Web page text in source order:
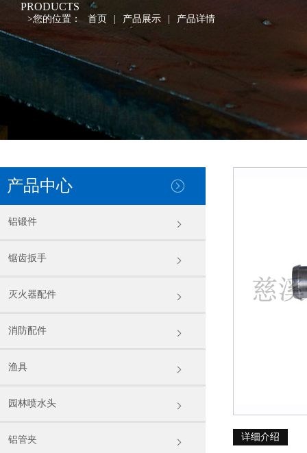
PRODUCTS
>您的位置： 首页 产品展示 产品详情
产品中心
铝锻件
锯齿扳手
灭火器配件
消防配件
渔具
园林喷水头
铝管夹 详细介绍